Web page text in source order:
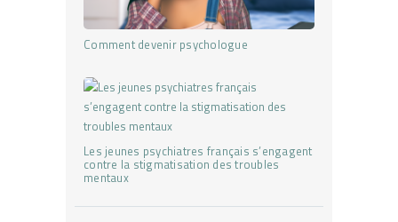
Comment devenir psychologue
Les jeunes psychiatres français s’engagent
contre la stigmatisation des troubles
mentaux